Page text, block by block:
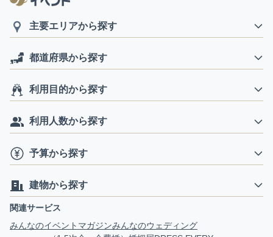
主要エリアから探す
都道府県から探す
利用目的から探す
利用人数から探す
予算から探す
建物から探す
関連サービス
みんなのイベントマガジンみんなのウェディング